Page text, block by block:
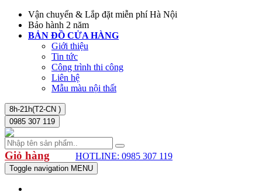
Vận chuyển & Lắp đặt miễn phí Hà Nội
Bảo hành 2 năm
BẢN ĐỒ CỬA HÀNG
Giới thiệu
Tin tức
Công trình thi công
Liên hệ
Mẫu màu nội thất
8h-21h(T2-CN )
0985 307 119
Giỏ hàng HOTLINE: 0985 307 119
Toggle navigation MENU